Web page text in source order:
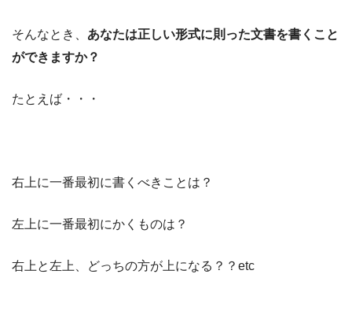
そんなとき、 あなたは正しい形式に則った文書を書くこと
ができますか？
たとえば・・・
右上に一番最初に書くべきことは？
左上に一番最初にかくものは？
右上と左上、どっちの方が上になる？？etc